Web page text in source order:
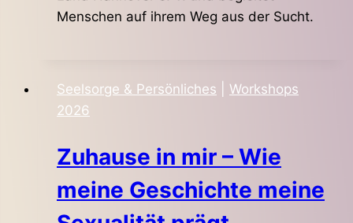
Menschen auf ihrem Weg aus der Sucht.
Seelsorge & Persönliches
Workshops
2026
Zuhause in mir – Wie
meine Geschichte meine